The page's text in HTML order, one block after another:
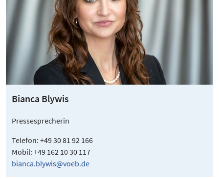
Bianca Blywis
Pressesprecherin
Telefon: +49 30 81 92 166
Mobil: +49 162 10 30 117
bianca.blywis@voeb.de